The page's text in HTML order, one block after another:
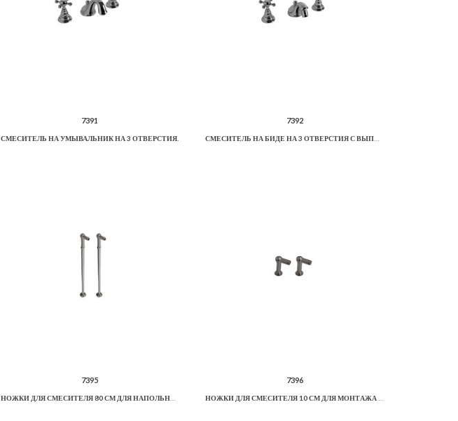
7391
СМЕСИТЕЛЬ НА УМЫВАЛЬНИК НА 3 ОТВЕРСТИЯ.
7392
7395
НОЖКИ ДЛЯ СМЕСИТЕЛЯ 80 СМ ДЛЯ НАПОЛЬНОГО МОНТАЖА.
7396